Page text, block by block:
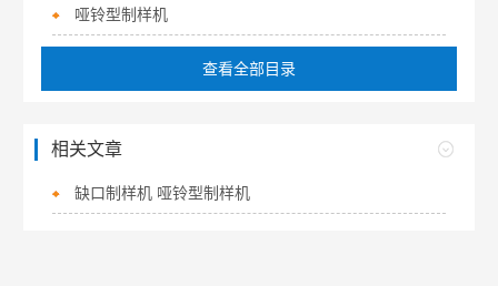
哑铃型制样机
查看全部目录
相关文章
缺口制样机 哑铃型制样机